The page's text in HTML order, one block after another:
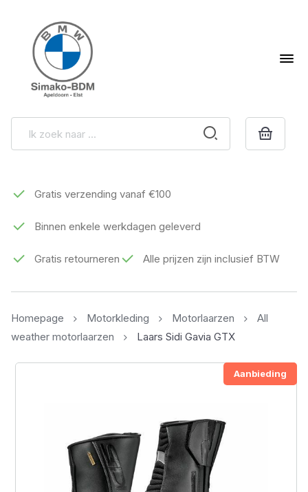
Gratis verzending vanaf €100
Binnen enkele werkdagen geleverd
Gratis retourneren Alle prijzen zijn inclusief BTW
Homepage Motorkleding Motorlaarzen
All
weather motorlaarzen
Laars Sidi Gavia GTX
Aanbieding